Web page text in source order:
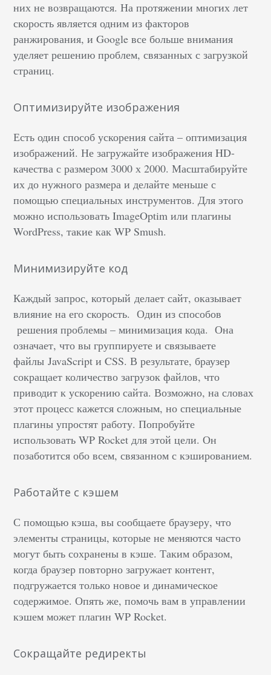
них не возвращаются. На протяжении многих лет
скорость является одним из факторов
ранжирования, и Google все больше внимания
уделяет решению проблем, связанных с загрузкой
страниц.
Оптимизируйте изображения
Есть один способ ускорения сайта – оптимизация
изображений. Не загружайте изображения HD-
качества с размером 3000 х 2000. Масштабируйте
их до нужного размера и делайте меньше с
помощью специальных инструментов. Для этого
можно использовать ImageOptim или плагины
WordPress, такие как WP Smush.
Минимизируйте код
Каждый запрос, который делает сайт, оказывает
влияние на его скорость. Один из способов
решения проблемы – минимизация кода. Она
означает, что вы группируете и связываете
файлы JavaScript и CSS. В результате, браузер
сокращает количество загрузок файлов, что
приводит к ускорению сайта. Возможно, на словах
этот процесс кажется сложным, но специальные
плагины упростят работу. Попробуйте
использовать WP Rocket для этой цели. Он
позаботится обо всем, связанном с кэшированием.
Работайте с кэшем
С помощью кэша, вы сообщаете браузеру, что
элементы страницы, которые не меняются часто
могут быть сохранены в кэше. Таким образом,
когда браузер повторно загружает контент,
подгружается только новое и динамическое
содержимое. Опять же, помочь вам в управлении
кэшем может плагин WP Rocket.
Сокращайте редиректы